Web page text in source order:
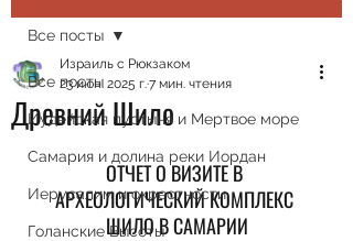
Все посты
Иудейская пустыня и Мертвое море
Самария и долина реки Иордан
Иерусалим и окрестности
Голанские Высоты
Все посты
Древний Шило
Израиль с Рюкзаком
23 июн. 2025 г.7 мин. чтения
ОТЧЕТ О ВИЗИТЕ В
АРХЕОЛОГИЧЕСКИЙ КОМПЛЕКС
ШИЛО В САМАРИИ